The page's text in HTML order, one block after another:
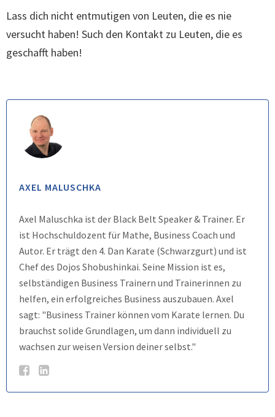
Lass dich nicht entmutigen von Leuten, die es nie
versucht haben! Such den Kontakt zu Leuten, die es
geschafft haben!
AXEL MALUSCHKA
Axel Maluschka ist der Black Belt Speaker & Trainer. Er
ist Hochschuldozent für Mathe, Business Coach und
Autor. Er trägt den 4. Dan Karate (Schwarzgurt) und ist
Chef des Dojos Shobushinkai. Seine Mission ist es,
selbständigen Business Trainern und Trainerinnen zu
helfen, ein erfolgreiches Business auszubauen. Axel
sagt: "Business Trainer können vom Karate lernen. Du
brauchst solide Grundlagen, um dann individuell zu
wachsen zur weisen Version deiner selbst."